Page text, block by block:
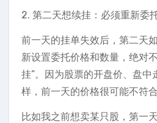
2. 第二天想续挂：必须重新委
前一天的挂单失效后，第二天
新设置委托价格和数量，绝对
挂”。因为股票的开盘价、盘中
样，前一天的价格很可能不符
比如我之前想卖某只股，第一